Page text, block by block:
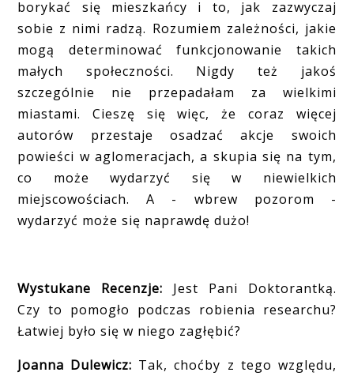
borykać się mieszkańcy i to, jak zazwyczaj
sobie z nimi radzą. Rozumiem zależności, jakie
mogą determinować funkcjonowanie takich
małych społeczności. Nigdy też jakoś
szczególnie nie przepadałam za wielkimi
miastami. Cieszę się więc, że coraz więcej
autorów przestaje osadzać akcje swoich
powieści w aglomeracjach, a skupia się na tym,
co może wydarzyć się w niewielkich
miejscowościach. A - wbrew pozorom -
wydarzyć może się naprawdę dużo!
Wystukane Recenzje: Jest Pani Doktorantką.
Czy to pomogło podczas robienia researchu?
Łatwiej było się w niego zagłębić?
Joanna Dulewicz: Tak, choćby z tego względu,